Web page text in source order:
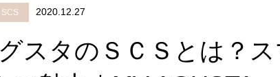
SCS 2020.12.27
スタのＳＣＳとは？